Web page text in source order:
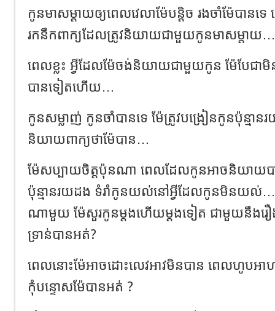
កូនមាសម្ដាយឲ្យពេលវេលាម៉ែបន្តិច រងចាំម៉ែបាន
រកនឹកពាក្យដែលត្រូវនិយាយជាមួយកូនមាសម្តា
ពេលខ្លះ អ្វីដែលម៉ែចង់និយាយជាមួយកូន ម៉ែបែជ
បានទៀតហើយ…
កូនសម្លាញ់ កូនចាំបានទេ ម៉ែត្រូវបង្រៀនកូនប៉ុន្មា
និយាយពាក្យថាម៉ែបាន…
ម៉ែសប្បាយចិត្តប៉ុនណា ពេលដែលកូនអាចនិយាយប
ប៉ុន្មានរយដង ទំរាំកូនយល់នៅអ្វីដែលកូនមិនយល់
ណាមួយ ម៉ែសួរកូនម្ដងហើយម្ដងទៀត ជាមួយនឹង
ទ្រាន់បានអត់?
ពេលនោះម៉ែអាចដោះលេវអាវមិនបាន ពេលហូបអា
កុំបន្ទោសម៉ែបានអត់ ?